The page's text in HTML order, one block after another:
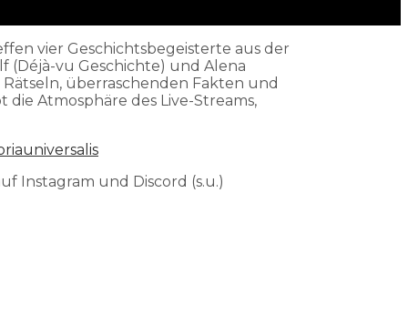
vier Geschichtsbegeisterte aus der
(Déjà-vu Geschichte) und Alena
überraschenden Fakten und
Atmosphäre des Live-Streams,
Instagram und Discord (s.u.)